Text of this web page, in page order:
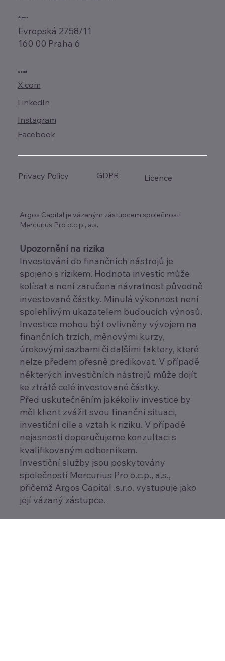
Adresa
Evropská 2758/11
160 00 Praha 6
Social
X.com
LinkedIn
Instagram
Facebook
Argos Capital je vázaným zástupcem společnosti
Mercurius Pro o.c.p., a.s.
Upozornění na rizika
Investování do finančních nástrojů je
spojeno s rizikem. Hodnota investic může
kolísat a není zaručena návratnost původně
investované částky. Minulá výkonnost není
spolehlivým ukazatelem budoucích výnosů.
Investice mohou být ovlivněny vývojem na
finančních trzích, měnovými kurzy,
úrokovými sazbami či dalšími faktory, které
nelze předem přesně predikovat. V případě
některých investičních nástrojů může dojít
ke ztrátě celé investované částky.
Před uskutečněním jakékoliv investice by
měl klient zvážit svou finanční situaci,
investiční cíle a vztah k riziku. V případě
nejasností doporučujeme konzultaci s
kvalifikovaným odborníkem.
Investiční služby jsou poskytovány
společností Mercurius Pro o.c.p., a.s.,
přičemž Argos Capital .s.r.o. vystupuje jako
její vázaný zástupce.
Privacy Policy GDPR Licence